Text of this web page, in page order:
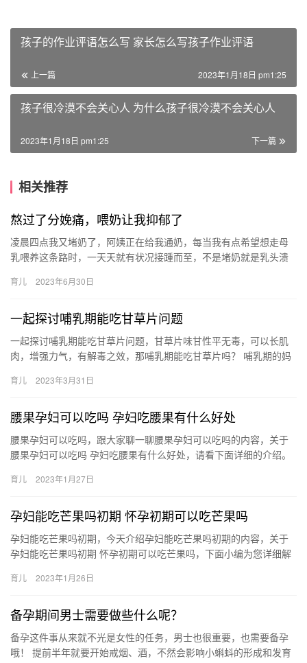
孩子的作业评语怎么写 家长怎么写孩子作业评语
上一篇 2023年1月18日 pm1:25
孩子很冷漠不会关心人 为什么孩子很冷漠不会关心人
下一篇
2023年1月18日 pm1:25
相关推荐
熬过了分娩痛，喂奶让我抑郁了
凌晨四点我又堵奶了，阿姨正在给我通奶，每当我有点希望想走母
乳喂养这条路时，一天天就有状况接踵而至，不是堵奶就是乳头溃
正在…
育儿 2023年6月30日
一起探讨哺乳期能吃甘草片问题
一起探讨哺乳期能吃甘草片问题，甘草片味甘性平无毒，可以长肌
肉，增强力气，有解毒之效，那哺乳期能吃甘草片吗？ 哺乳期的妈
血…
育儿 2023年3月31日
腰果孕妇可以吃吗 孕妇吃腰果有什么好处
腰果孕妇可以吃吗，跟大家聊一聊腰果孕妇可以吃吗的内容，关于
腰果孕妇可以吃吗 孕妇吃腰果有什么好处，请看下面详细的介绍。
育儿 2023年1月27日
孕妇能吃芒果吗初期 怀孕初期可以吃芒果吗
孕妇能吃芒果吗初期，今天介绍孕妇能吃芒果吗初期的内容，关于
孕妇能吃芒果吗初期 怀孕初期可以吃芒果吗，下面小编为您详细解
育儿 2023年1月26日
备孕期间男士需要做些什么呢？
备孕这件事从来就不光是女性的任务，男士也很重要，也需要备孕
哦！ 提前半年就要开始戒烟、酒，不然会影响小蝌蚪的形成和发育